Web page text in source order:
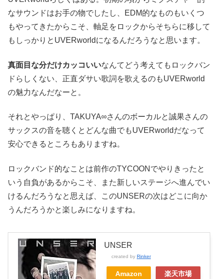
なサウンドはお手の物でしたし、EDM的なものもいくつ
もやってきたからこそ、軸足をロックからそちらに移して
もしっかりとUVERworldになるんだろうなと思います。
真面目な分だけカッコいいなんてどう考えてもロックバン
ドらしくない、正直ダサい歌詞を歌えるのもUVERworld
の魅力なんだなーと。
それとやっぱり、TAKUYA∞さんのボーカルと誠果さんの
サックスの音を聴くとどんな曲でもUVERworldだなって
安心できるところもありますね。
ロックバンド的なことは前作のTYCOONでやりきったと
いう自負があるからこそ、また新しいステージへ進んでい
けるんだろうなと思えば、このUNSERの次はどこに向か
うんだろうかと楽しみになりますね。
UNSER
created by Rinker
Amazon 楽天市場